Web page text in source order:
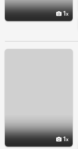
1
1